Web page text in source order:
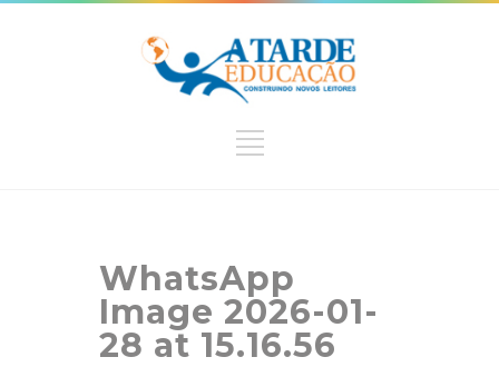
WhatsApp
Image 2026-01-
28 at 15.16.56